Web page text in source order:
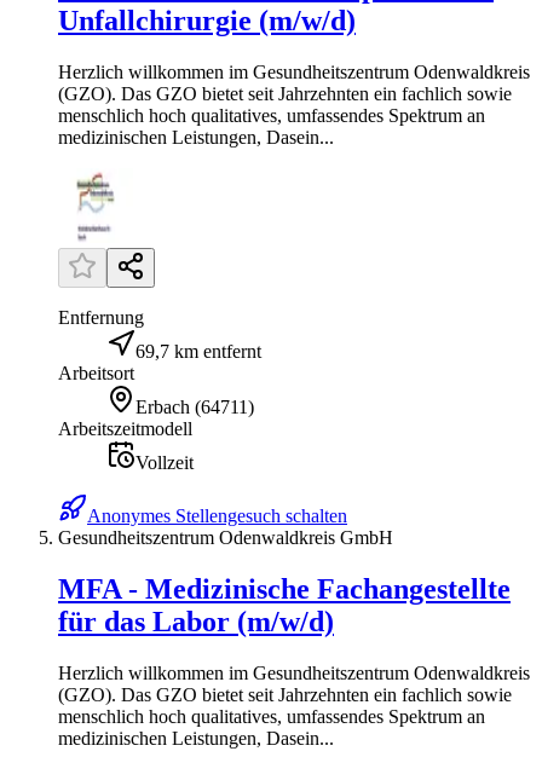
Unfallchirurgie (m/w/d)
Herzlich willkommen im Gesundheitszentrum Odenwaldkreis
(GZO). Das GZO bietet seit Jahrzehnten ein fachlich sowie
menschlich hoch qualitatives, umfassendes Spektrum an
medizinischen Leistungen, Dasein...
Entfernung
69,7 km entfernt
Arbeitsort
Erbach (64711)
Arbeitszeitmodell
Vollzeit
Anonymes Stellengesuch schalten
Gesundheitszentrum Odenwaldkreis GmbH
MFA - Medizinische Fachangestellte
für das Labor (m/w/d)
Herzlich willkommen im Gesundheitszentrum Odenwaldkreis
(GZO). Das GZO bietet seit Jahrzehnten ein fachlich sowie
menschlich hoch qualitatives, umfassendes Spektrum an
medizinischen Leistungen, Dasein...